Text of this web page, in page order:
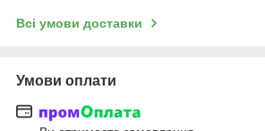
Всі умови доставки
Умови оплати